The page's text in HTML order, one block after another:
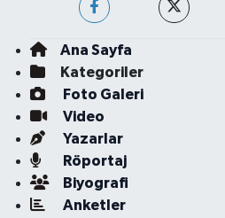
Ana Sayfa
Kategoriler
Foto Galeri
Video
Yazarlar
Röportaj
Biyografi
Anketler